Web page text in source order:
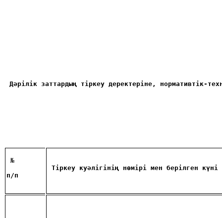
Дәрілік заттардың тіркеу деректеріне, нормативтік-
№
п/п
Тіркеу куәлігінің нөмірі мен берілген күні